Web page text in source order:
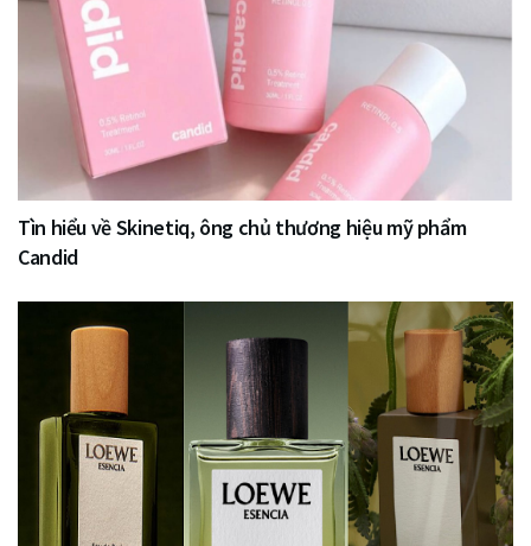
Tìn hiểu về Skinetiq, ông chủ thương hiệu mỹ phẩm
Candid